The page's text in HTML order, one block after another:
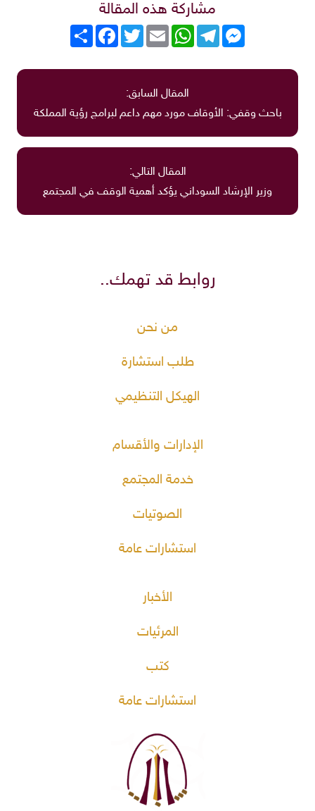
مشاركة هذه المقالة
انشر
FacebookTwitterEmail
WhatsAppTelegram
Messenger
المقال السابق:
باحث وقفي: الأوقاف مورد مهم داعم لبرامج رؤية المملكة
المقال التالي:
وزير الإرشاد السوداني يؤكد أهمية الوقف في المجتمع
روابط قد تهمك..
من نحن
طلب استشارة
الهيكل التنظيمي
الإدارات والأقسام
خدمة المجتمع
الصوتيات
استشارات عامة
الأخبار
المرئيات
كتب
استشارات عامة